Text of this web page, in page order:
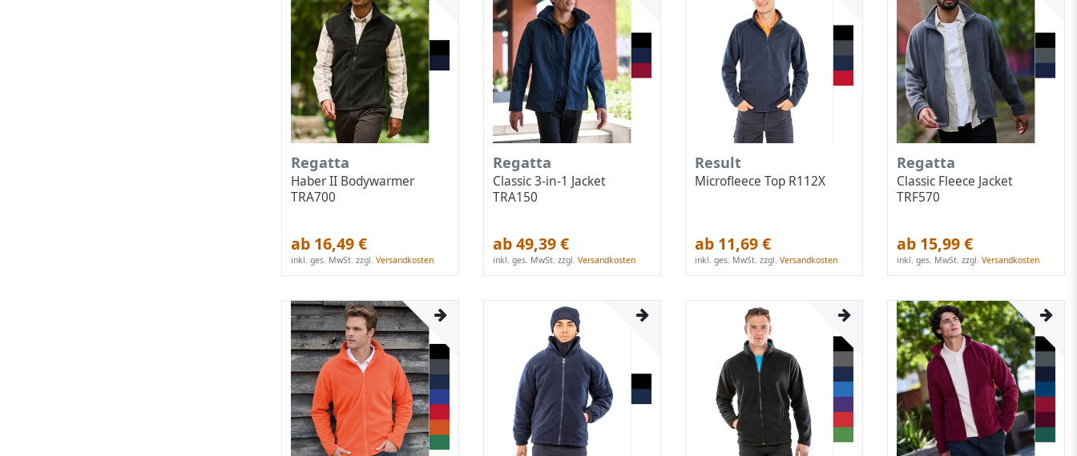
Regatta
Haber II Bodywarmer
TRA700
ab 16,49 €
inkl. ges. MwSt. zzgl.Versandkosten
Regatta
Classic 3-in-1 Jacket
TRA150
ab 49,39 €
inkl. ges. MwSt. zzgl.Versandkosten
Result
Microfleece Top R112X
ab 11,69 €
inkl. ges. MwSt. zzgl.Versandkosten
Regatta
Classic Fleece Jacket
TRF570
ab 15,99 €
inkl. ges. MwSt. zzgl.Versandkosten